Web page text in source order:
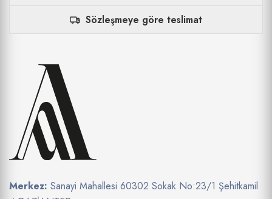
Sözleşmeye göre teslimat
Merkez: Sanayi Mahallesi 60302 Sokak No:23/1 Şehitkamil